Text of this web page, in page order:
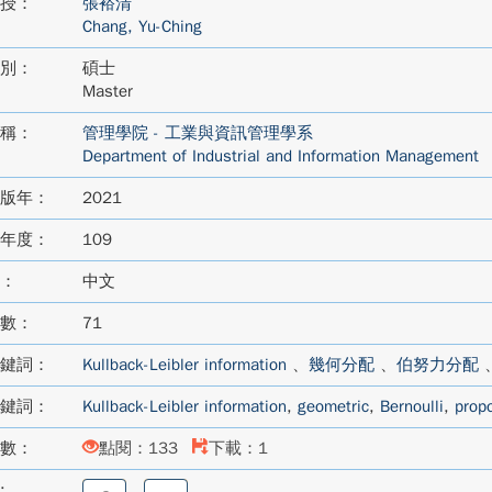
Chang, Yu-Ching
：
碩士
Master
：
管理學院 - 工業與資訊管理學系
Department of Industrial and Information Management
年： 2021
度： 109
中文
： 71
詞： Kullback-Leibler information 、 幾何分配、 伯努力分配
詞： Kullback-Leibler information, geometric, Bernoulli,
： 點閱：133 下載：1